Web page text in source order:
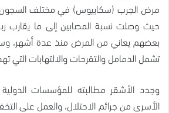
مرض الجرب (سكابيوس) في مختلف
حيث وصلت نسبة المصابين إلى ما يقارب
بعضهم يعاني من المرض منذ عدة أشهر،
تشمل الدمامل والتقرحات والالتهابات التي
وجدد الأشقر مطالبته للمؤسسات الدولية
الأسرى من جرائم الاحتلال، والعمل على